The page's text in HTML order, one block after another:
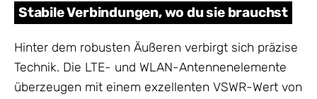
Stabile Verbindungen, wo du sie brauchst
Hinter dem robusten Äußeren verbirgt sich präzise
Technik. Die LTE- und WLAN-Antennenelemente
überzeugen mit einem exzellenten VSWR-Wert von